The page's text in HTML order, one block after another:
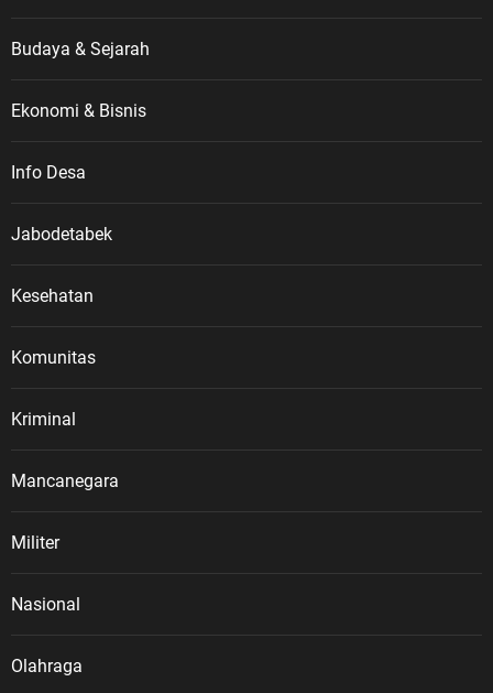
Budaya & Sejarah
Ekonomi & Bisnis
Info Desa
Jabodetabek
Kesehatan
Komunitas
Kriminal
Mancanegara
Militer
Nasional
Olahraga